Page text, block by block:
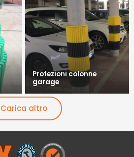
Protezioni colonne
garage
Carica altro